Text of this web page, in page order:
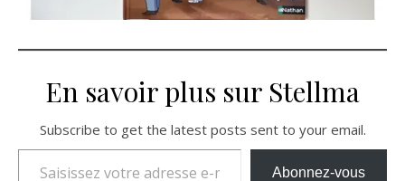
En savoir plus sur Stellma
Subscribe to get the latest posts sent to your email.
Saisissez votre adresse e-mail…
Abonnez-vous